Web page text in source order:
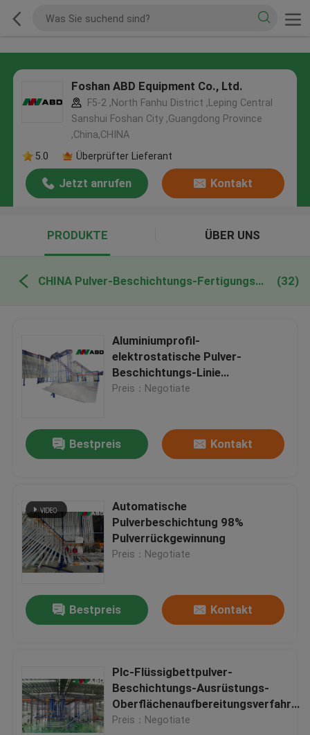
Foshan ABD Equipment Co., Ltd.
F5-2 ,North Fanhu District ,Leping Central
Sanshui Foshan City ,Guangdong Province
,China,CHINA
5.0
Überprüfter Lieferant
Jetzt anrufen Kontakt
PRODUKTE ÜBER UNS
CHINA Pulver-Beschichtungs-Fertigungsstraße (32)
Aluminiumprofil-
elektrostatische Pulver-
Beschichtungs-Linie
Betriebsgas Lpg-Heizung
Preis：Negotiate
Bestpreis Kontakt
Automatische
Pulverbeschichtung 98%
Pulverrückgewinnung
Preis：Negotiate
Bestpreis Kontakt
Plc-Flüssigbettpulver-
Beschichtungs-Ausrüstungs-
Oberflächenaufbereitungsverfahren
380V 220V
Preis：Negotiate